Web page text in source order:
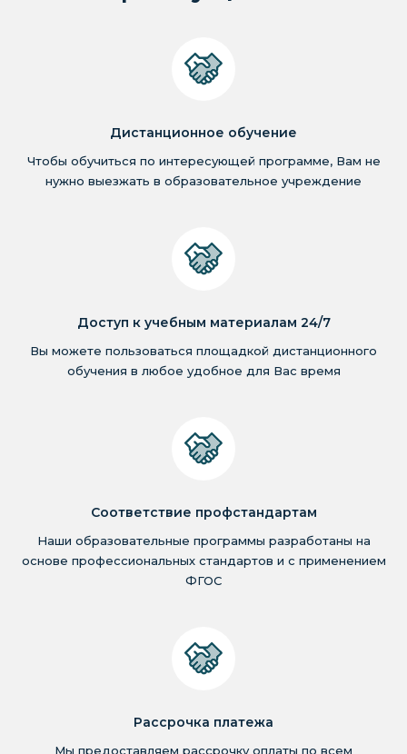
Дистанционное обучение
Чтобы обучиться по интересующей программе, Вам не
нужно выезжать в образовательное учреждение
Доступ к учебным материалам 24/7
Вы можете пользоваться площадкой дистанционного
обучения в любое удобное для Вас время
Соответствие профстандартам
Наши образовательные программы разработаны на
основе профессиональных стандартов и с применением
ФГОС
Рассрочка платежа
Мы предоставляем рассрочку оплаты по всем